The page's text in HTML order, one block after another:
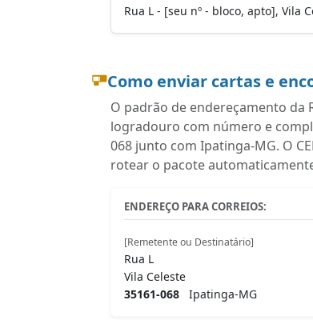
Rua L - [seu nº - bloco, apto], Vila
Como enviar cartas e
O padrão de endereçamento da
logradouro com número e
068 junto com Ipatinga-MG. O
rotear o pacote
ENDEREÇO PARA CORREIOS:
[Remetente ou Destinatário]
Rua L
Vila Celeste
35161-068 Ipatinga-MG